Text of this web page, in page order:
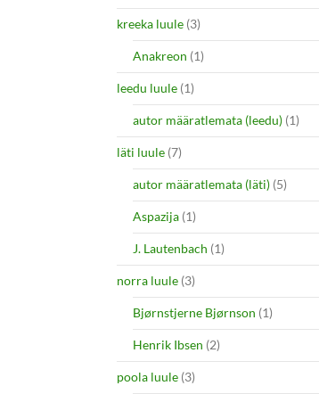
kreeka luule (3)
Anakreon (1)
leedu luule (1)
autor määratlemata (leedu) (1)
läti luule (7)
autor määratlemata (läti) (5)
Aspazija (1)
J. Lautenbach (1)
norra luule (3)
Bjørnstjerne Bjørnson (1)
Henrik Ibsen (2)
poola luule (3)